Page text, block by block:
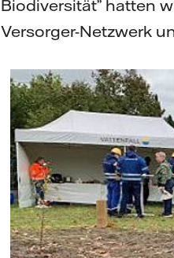
Biodiversität” hatten
Versorger-Netzwerk